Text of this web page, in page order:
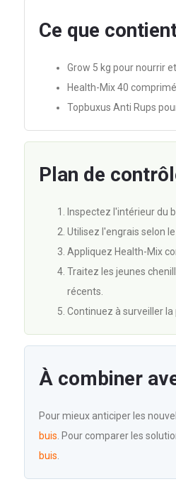
Ce que
Grow 5 kg pour nourrir
Health-Mix 40
Topbuxus Anti Rups
Plan de
Inspectez l'intérieur du
Utilisez l'engrais selon
Appliquez Health-Mix
Traitez les jeunes
récents.
Continuez à surveiller la
À combiner
Pour mieux anticiper les
buis . Pour comparer les
buis